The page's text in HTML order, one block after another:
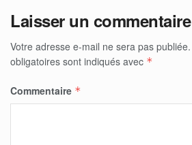
Laisser un commentaire
Votre adresse e-mail ne sera pas publiée.
obligatoires sont indiqués avec *
Commentaire *